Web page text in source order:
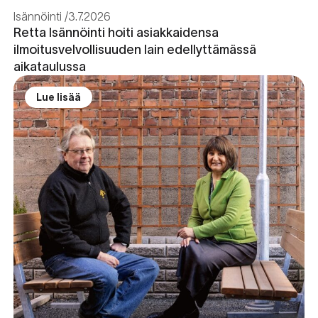
Isännöinti 3.7.2026
Retta Isännöinti hoiti asiakkaidensa
ilmoitusvelvollisuuden lain edellyttämässä
aikataulussa
Lue lisää